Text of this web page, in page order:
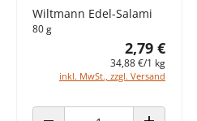
Wiltmann Edel-Salami
80 g
2,79 €
34,88 €/1 kg
inkl. MwSt., zzgl. Versand